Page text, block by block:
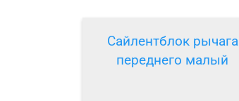
Сайлентблок рычага
переднего малый